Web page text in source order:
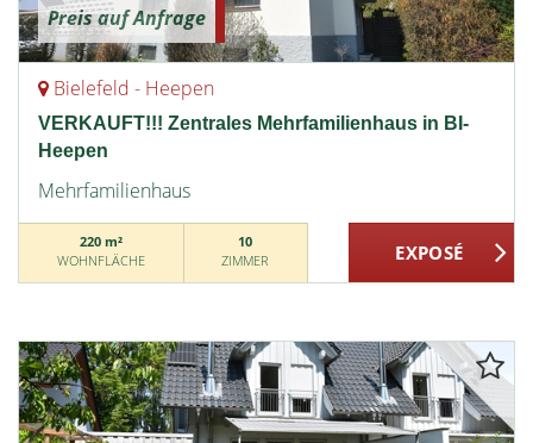
Preis auf Anfrage
Bielefeld - Heepen
VERKAUFT!!! Zentrales Mehrfamilienhaus in BI-
Heepen
Mehrfamilienhaus
220 m²
WOHNFLÄCHE
10
ZIMMER